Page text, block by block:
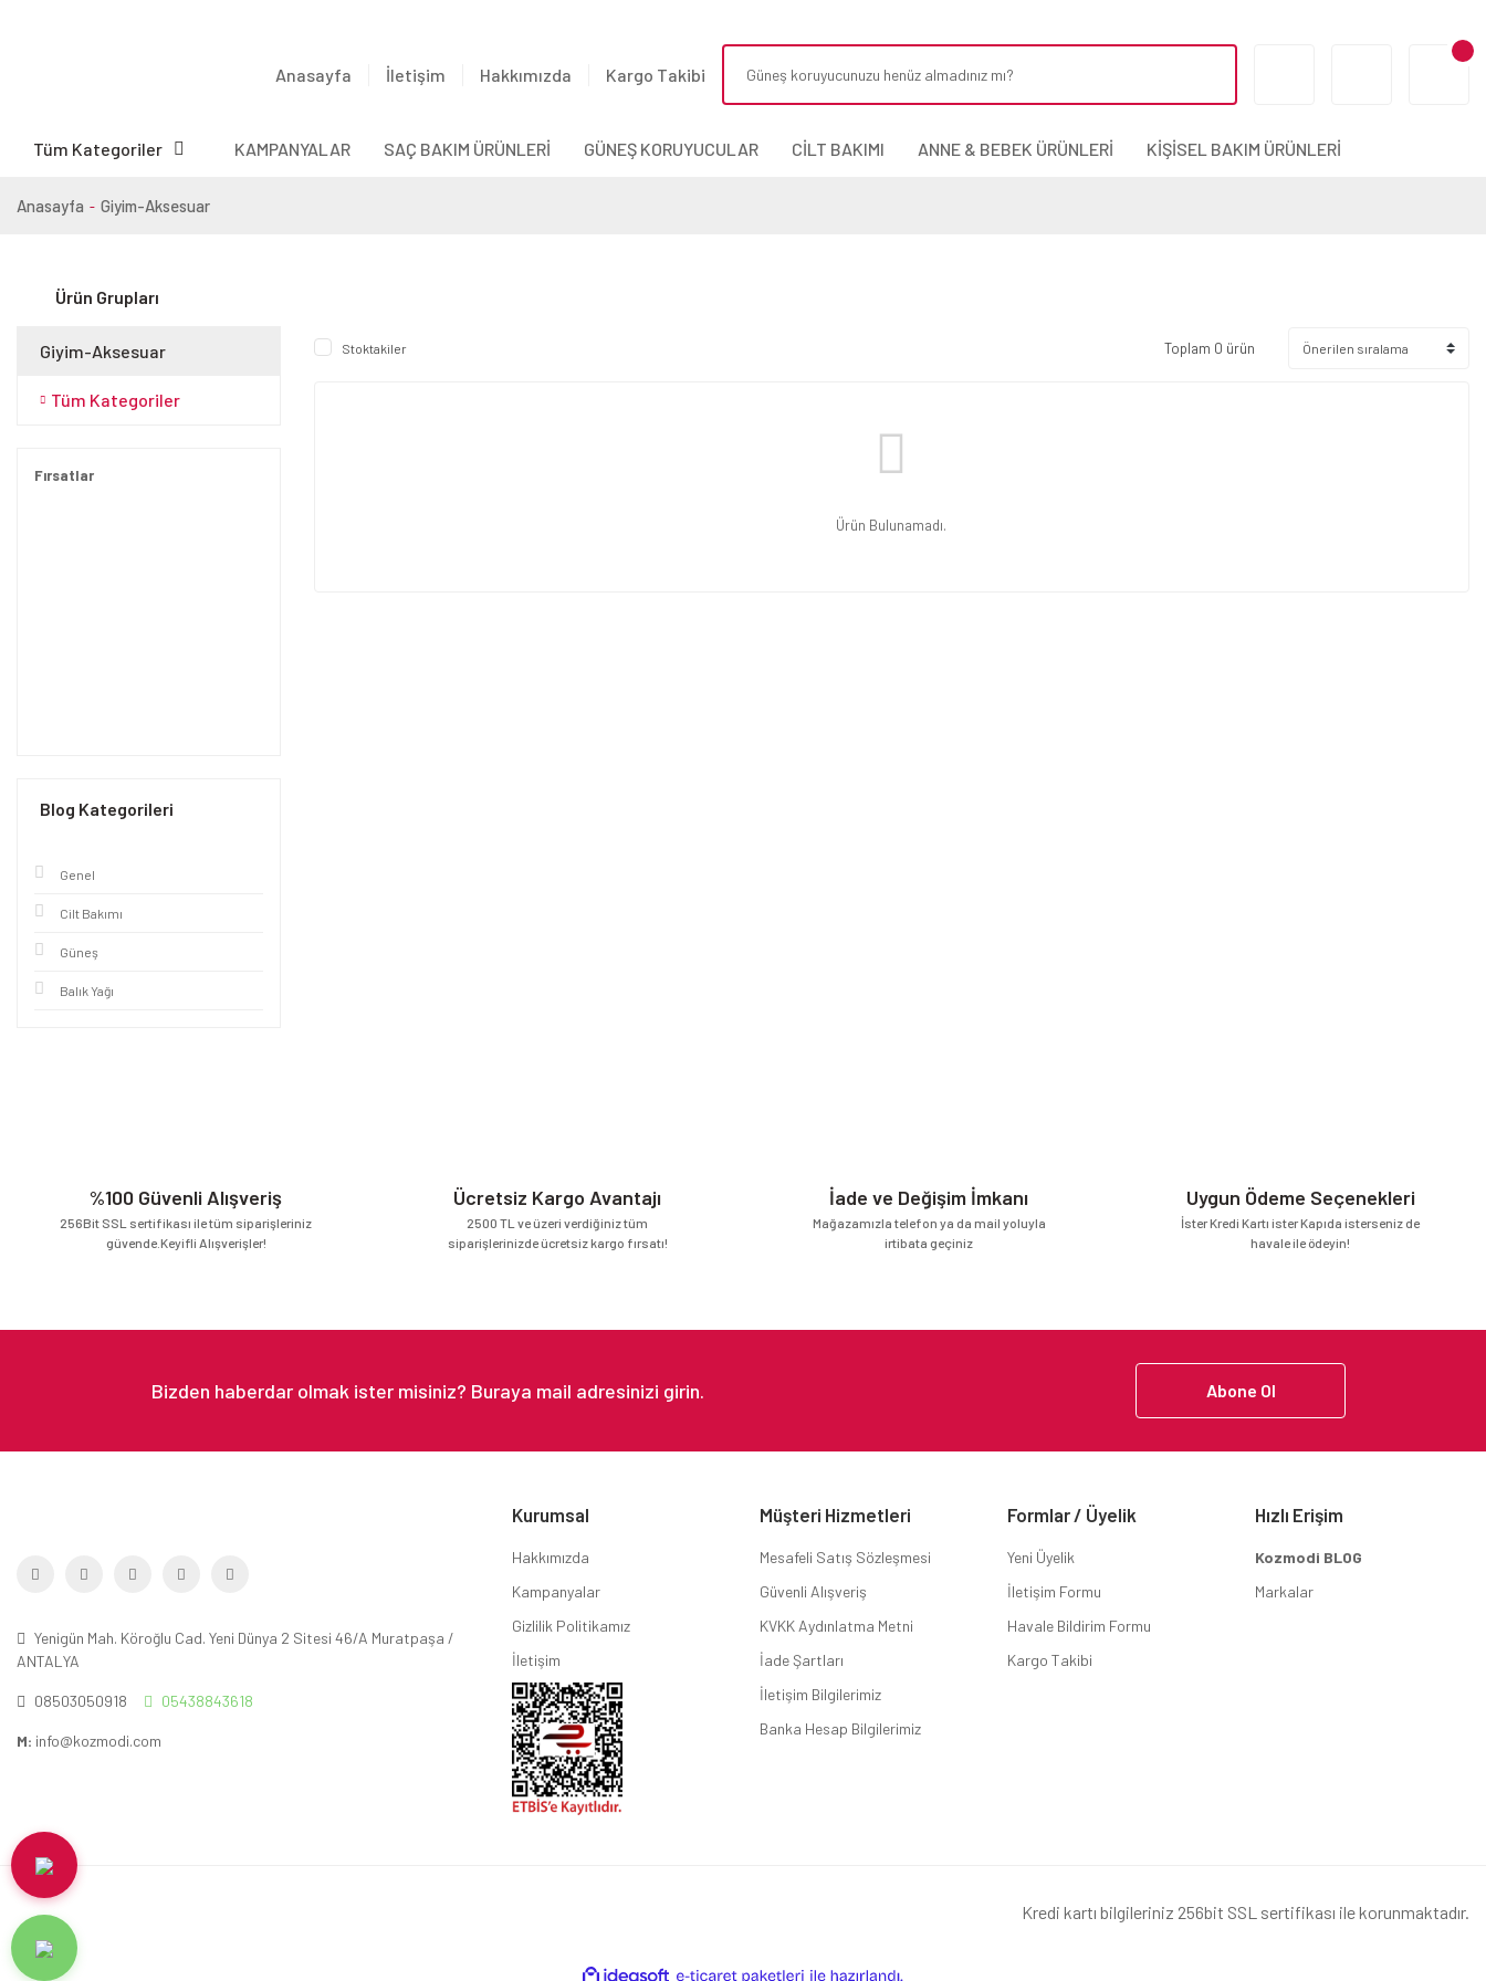
Anasayfa İletişim Hakkımızda Kargo Takibi
Tüm Kategoriler KAMPANYALAR SAÇ BAKIM ÜRÜNLERİ GÜNEŞ KORUYUCULAR CİLT BAKIMI ANNE & BEBEK ÜRÜNLERİ KİŞİSEL BAKIM ÜRÜNLERİ
Anasayfa Giyim-Aksesuar
Ürün Grupları
Giyim-Aksesuar
Tüm Kategoriler
Fırsatlar
Blog Kategorileri
Genel
Cilt Bakımı
Güneş
Balık Yağı
Stoktakiler Toplam 0 ürün
Ürün Bulunamadı.
%100 Güvenli Alışveriş
256Bit SSL sertifikası ile tüm siparişleriniz
güvende.Keyifli Alışverişler!
Ücretsiz Kargo Avantajı
2500 TL ve üzeri verdiğiniz tüm
siparişlerinizde ücretsiz kargo fırsatı!
İade ve Değişim İmkanı
Mağazamızla telefon ya da mail yoluyla
irtibata geçiniz
Uygun Ödeme Seçenekleri
İster Kredi Kartı ister Kapıda isterseniz de
havale ile ödeyin!
Abone Ol
Yenigün Mah. Köroğlu Cad. Yeni Dünya 2 Sitesi 46/A Muratpaşa /
ANTALYA
08503050918 05438843618
M: info@kozmodi.com
Kurumsal
Hakkımızda
Kampanyalar
Gizlilik Politikamız
İletişim
Müşteri Hizmetleri
Mesafeli Satış Sözleşmesi
Güvenli Alışveriş
KVKK Aydınlatma Metni
İade Şartları
İletişim Bilgilerimiz
Banka Hesap Bilgilerimiz
Formlar / Üyelik
Yeni Üyelik
İletişim Formu
Havale Bildirim Formu
Kargo Takibi
Hızlı Erişim
Kozmodi BLOG
Markalar
Kredi kartı bilgileriniz 256bit SSL sertifikası ile korunmaktadır.
ideasoft e-